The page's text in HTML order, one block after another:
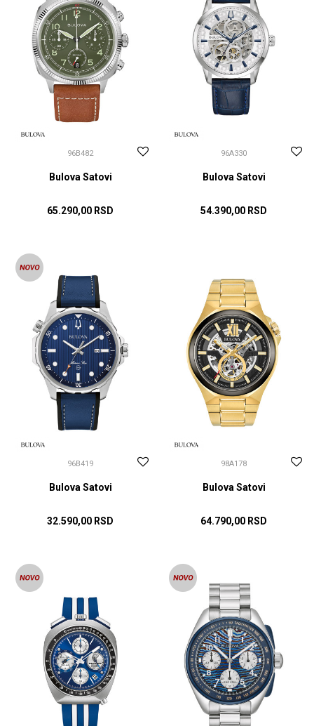
96B482
Bulova Satovi
65.290,00 RSD
96A330
Bulova Satovi
54.390,00 RSD
96B419
Bulova Satovi
32.590,00 RSD
98A178
Bulova Satovi
64.790,00 RSD